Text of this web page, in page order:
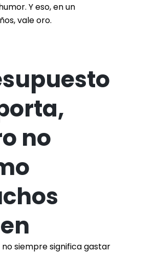
Y eso, en un
vale oro.
no
siempre significa gastar